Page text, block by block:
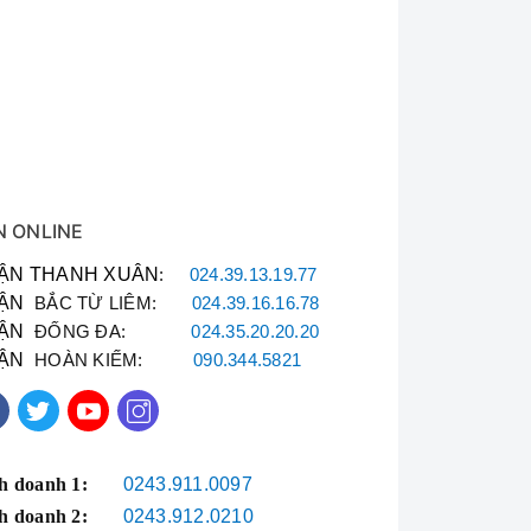
đến máy.
ONLINE
THANH XUÂN : 024.39.13.19.77
BẮC TỪ LIÊM: 024.39.16.16.78
ĐỐNG ĐA:024.35.20.20.20
HOÀN KIẾM:090.344.5821
doanh 1:
0243.911.0097
doanh 2:
0243.912.0210